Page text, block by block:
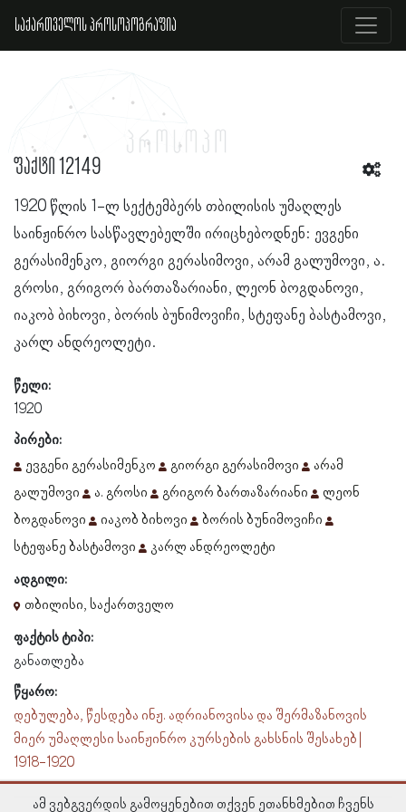
საქართველოს პროსოპოგრაფია
ფაქტი 12149
1920 წლის 1-ლ სექტემბერს თბილისის უმაღლეს
საინჟინრო სასწავლებელში ირიცხებოდნენ: ევგენი
გერასიმენკო, გიორგი გერასიმოვი, არამ გალუმოვი, ა.
გროსი, გრიგორ ბართაზარიანი, ლეონ ბოგდანოვი,
იაკობ ბიხოვი, ბორის ბუნიმოვიჩი, სტეფანე ბასტამოვი,
კარლ ანდრეოლეტი.
წელი:
1920
პირები:
ევგენი გერასიმენკო
გიორგი გერასიმოვი
არამ
გალუმოვი
ა. გროსი გრიგორ ბართაზარიანი
ლეონ
ბოგდანოვი
იაკობ ბიხოვი
ბორის ბუნიმოვიჩი
სტეფანე ბასტამოვი
კარლ ანდრეოლეტი
ადგილი:
თბილისი, საქართველო
ფაქტის ტიპი:
განათლება
წყარო:
დებულება, წესდება ინჟ. ადრიანოვისა და შერმაზანოვის
მიერ უმაღლესი საინჟინრო კურსების გახსნის შესახებ |
1918-1920
ამ ვებგვერდის გამოყენებით თქვენ ეთანხმებით ჩვენს